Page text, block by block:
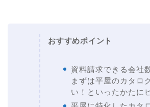
おすすめポイント
資料請求できる会社
まずは平屋のカタロ
い！といったかたに